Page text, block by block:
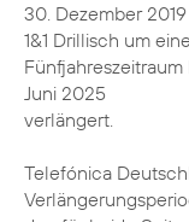
30. Dezember
1&1 Drillisch um
Juni 2025
verlängert.
Telefónica